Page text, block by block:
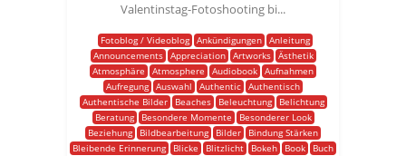
Valentinstag-Fotoshooting bi...
Fotoblog / Videoblog Ankündigungen Anleitung
Announcements
Appreciation Artworks
Ästhetik
Atmosphäre
Atmosphere Audiobook Aufnahmen
Aufregung Auswahl Authentic Authentisch
Authentische Bilder
Beaches Beleuchtung
Belichtung
Beratung
Besondere Momente
Besonderer Look
Beziehung
Bildbearbeitung Bilder
Bindung Stärken
Bleibende Erinnerung
Blicke Blitzlicht Bokeh Book
Buch